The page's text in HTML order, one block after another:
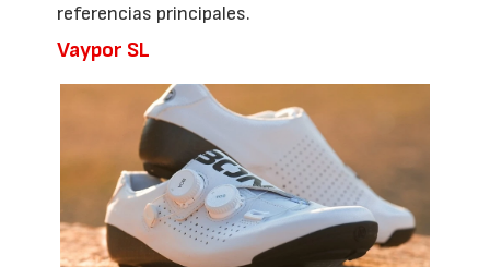
referencias principales.
Vaypor SL